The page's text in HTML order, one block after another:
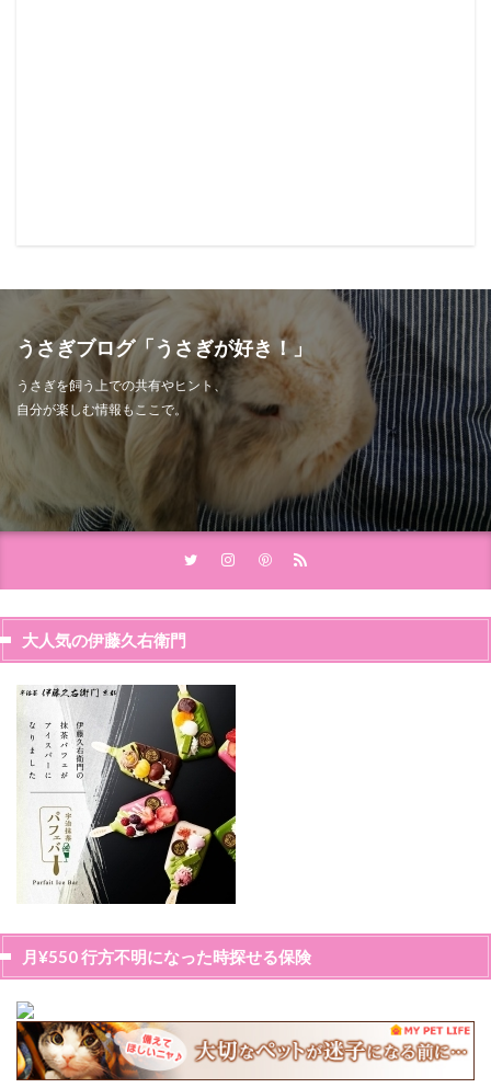
うさぎブログ「うさぎが好き！」
うさぎを飼う上での共有やヒント、
自分が楽しむ情報もここで。
大人気の伊藤久右衛門
月¥550 行方不明になった時探せる保険